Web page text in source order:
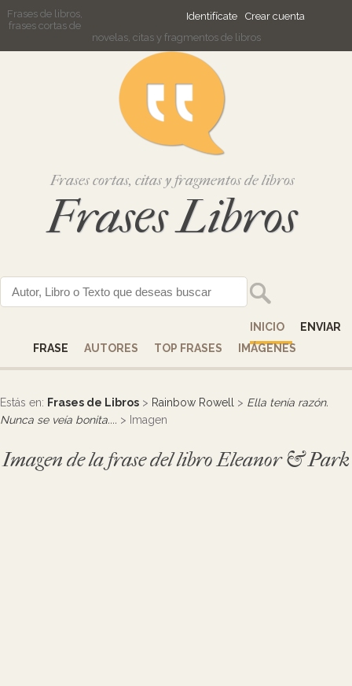
Identifícate Crear cuenta
Frases de libros,
frases cortas de
novelas, citas y fragmentos de libros
Frases cortas, citas y fragmentos de libros
Frases Libros
INICIO
ENVIAR
FRASE
AUTORES TOP FRASES IMÁGENES
Estás en: Frases de Libros > Rainbow Rowell > Ella tenía razón.
Nunca se veía bonita.... > Imagen
Imagen de la frase del libro Eleanor & Park